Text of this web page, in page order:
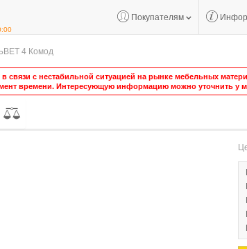
Покупателям
4 Комод
связи с нестабильной ситуацией на рынке мебельных
времени. Интересующую информацию можно уточнить у